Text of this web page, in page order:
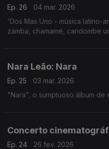
Ep. 26
04 mar. 2026
'Dos Mas Uno - música latino-
zamba, chamamé, candombe
Nara Leão: Nara
Ep. 25
03 mar. 2026
"Nara", o sumptuoso álbum de
Concerto
Ep. 24
26 fev. 2026